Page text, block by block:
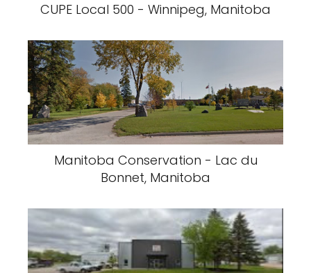
CUPE Local 500 - Winnipeg, Manitoba
Manitoba Conservation - Lac du
Bonnet, Manitoba